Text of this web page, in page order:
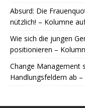
Absurd: Die
nützlich! – Kolumne
Wie sich die jungen
positionieren –
Change Management
Handlungsfeldern ab